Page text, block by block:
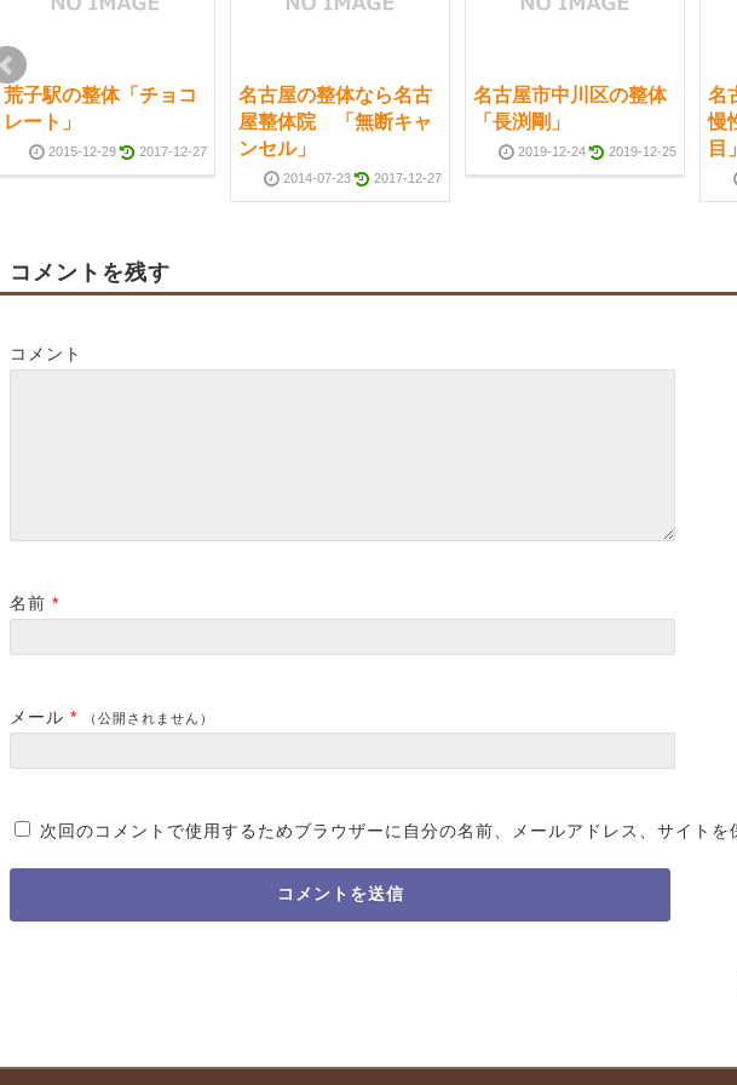
荒子駅の整体「チョコ
レート」
2015-12-29 2017-12-27
名古屋の整体なら名古
屋整体院 「無断キャ
ンセル」
2014-07-23 2017-12-27
名古屋市中川区の整体
「長渕剛」
2019-12-24 2019-12-25
名
慢
目」
コメントを残す
コメント
名前 *
メール * （公開されません）
次回のコメントで使用するためブラウザーに自分の名前、メールアドレス、サイトを